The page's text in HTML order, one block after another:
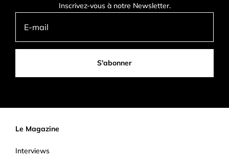
Inscrivez-vous à notre Newsletter.
S'abonner
Le Magazine
Interviews